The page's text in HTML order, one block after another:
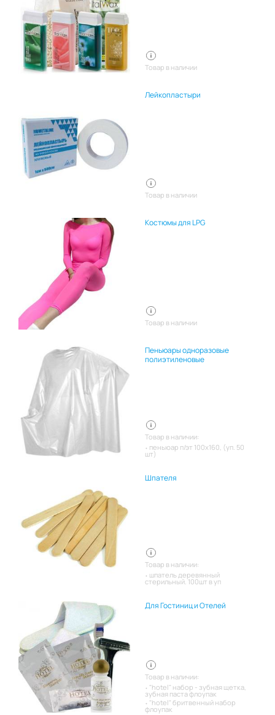
Товар в наличии
Лейкопластыри
Товар в наличии
Костюмы для LPG
Товар в наличии
Пеньюары одноразовые
полиэтиленовые
Товар в наличии:
пеньюар п/эт 100х160, (уп. 50
шт)
Шпателя
Товар в наличии:
шпатель деревянный
стерильный. 100шт в уп
Для Гостиниц и Отелей
Товар в наличии:
"hotel" набор - зубная щетка,
зубная паста флоупак
"hotel" бритвенный набор
флоупак